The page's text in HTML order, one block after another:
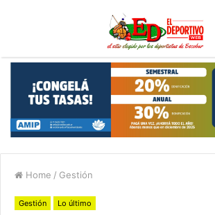
Home / Gestión
Gestión Lo último